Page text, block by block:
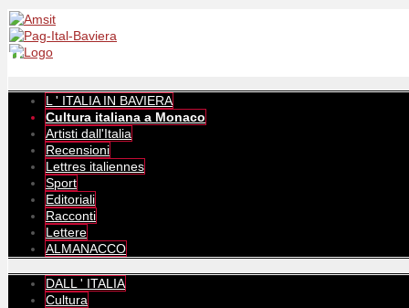
L ' ITALIA IN BAVIERA
Cultura italiana a Monaco
Artisti dall'Italia
Recensioni
Lettres italiennes
Sport
Editoriali
Racconti
Lettere
ALMANACCO
DALL ' ITALIA
Cultura